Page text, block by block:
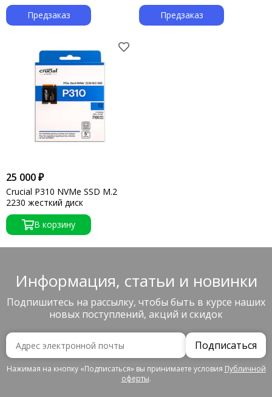
Предзаказ
Предзаказ
25 000 ₽
Сruсiаl Р310 NVMe SSD M.2
2230 жесткий диск
В корзину
Информация, статьи и новинки
Подпишитесь на рассылку, чтобы быть в курсе наших
новых поступлений, акций и скидок
Подписаться
Нажимая на кнопку «Подписаться» вы принимаете условия Публичной
оферты.